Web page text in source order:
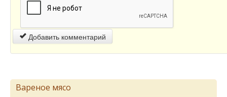
Добавить комментарий
Вареное мясо